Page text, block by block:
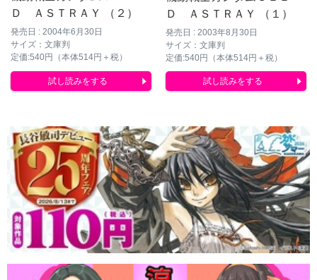
Ｄ ＡＳＴＲＡＹ （２）
発売日 : 2004年6月30日
サイズ：文庫判
定価:540円（本体514円＋税）
試し読みをする
Ｄ ＡＳＴＲＡＹ （１）
発売日 : 2003年8月30日
サイズ：文庫判
定価:540円（本体514円＋税）
試し読みをする